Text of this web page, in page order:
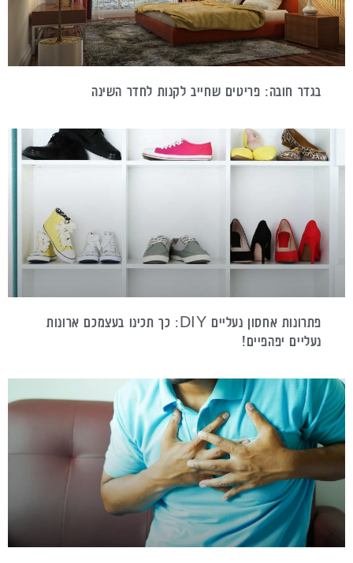
בגדר חובה: פריטים שחייב לקנות לחדר השינה
פתרונות אחסון נעליים DIY: כך תכינו בעצמכם ארונות
נעליים יפהפיים!